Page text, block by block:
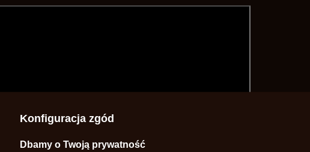
Konfiguracja zgód
Dbamy o Twoją prywatność